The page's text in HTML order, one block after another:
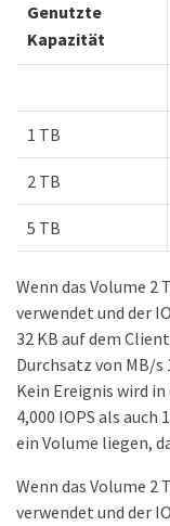
Genutzte
Kapazität
1 TB
2 TB
5 TB
Wenn das Volume 2
verwendet und der
32 KB auf dem
Durchsatz von MB/s
Kein Ereignis wird
4,000 IOPS als
ein Volume liegen,
Wenn das Volume 2
verwendet und der